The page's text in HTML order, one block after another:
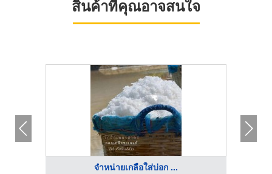
สินค้าที่คุณอาจสนใจ
พลาสติกปูบ่อ